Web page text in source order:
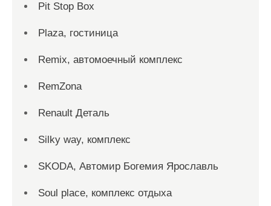
Pit Stop Box
Plaza, гостиница
Remix, автомоечный комплекс
RemZona
Renault Деталь
Silky way, комплекс
SKODA, Автомир Богемия Ярославль
Soul place, комплекс отдыха